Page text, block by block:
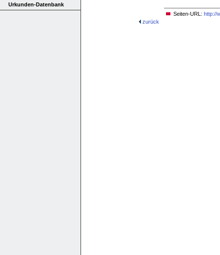
Urkunden-Datenbank
Seiten-URL: http://
zurück